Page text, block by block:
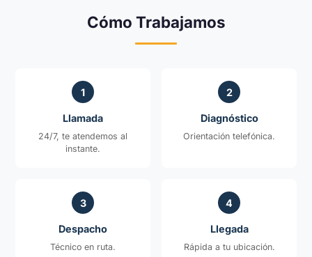
Cómo Trabajamos
1
Llamada
24/7, te atendemos al
instante.
2
Diagnóstico
Orientación telefónica.
3
Despacho
Técnico en ruta.
4
Llegada
Rápida a tu ubicación.